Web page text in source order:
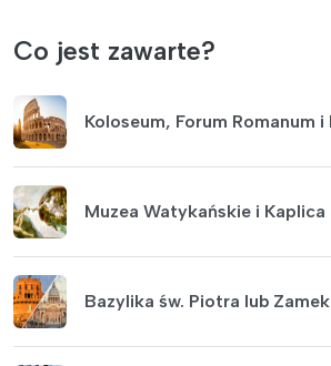
Co jest zawarte?
Koloseum, Forum Romanum i
Muzea Watykańskie i
Bazylika św. Piotra lub